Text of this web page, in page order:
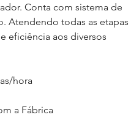
Conta com sistema de
. Atendendo todas as etapas
eficiência aos diversos
hora
a Fábrica